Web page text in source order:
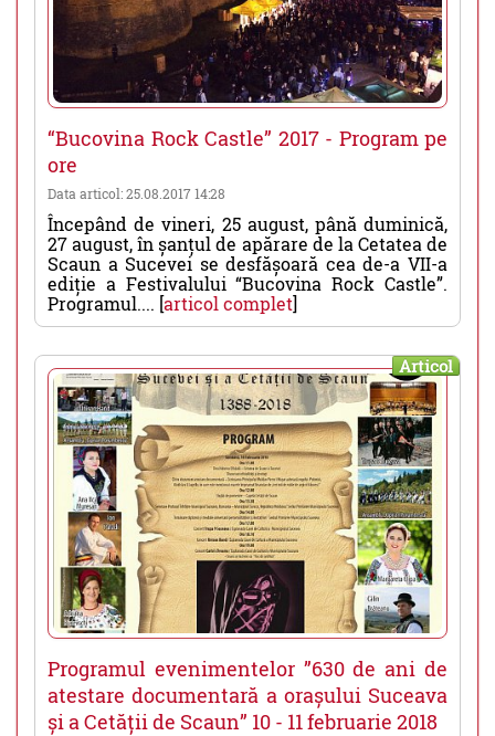
“Bucovina Rock Castle” 2017 - Program pe
ore
Data articol: 25.08.2017 14:28
Începând de vineri, 25 august, până duminică,
27 august, în șanțul de apărare de la Cetatea de
Scaun a Sucevei se desfășoară cea de-a VII-a
ediție a Festivalului “Bucovina Rock Castle”.
Programul.... [articol complet]
Articol
Programul evenimentelor ”630 de ani de
atestare documentară a orașului Suceava
și a Cetății de Scaun” 10 - 11 februarie 2018